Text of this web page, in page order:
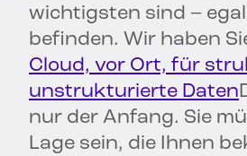
wichtigsten sind –
befinden. Wir haben
Cloud, vor Ort, für
unstrukturierte Daten
nur der Anfang. Sie
Lage sein, die Ihnen